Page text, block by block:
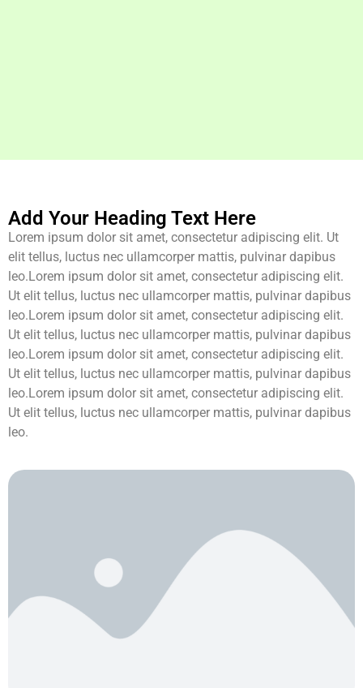
Add Your Heading Text Here
Lorem ipsum dolor sit amet, consectetur adipiscing elit. Ut
elit tellus, luctus nec ullamcorper mattis, pulvinar dapibus
leo.Lorem ipsum dolor sit amet, consectetur adipiscing elit.
Ut elit tellus, luctus nec ullamcorper mattis, pulvinar dapibus
leo.Lorem ipsum dolor sit amet, consectetur adipiscing elit.
Ut elit tellus, luctus nec ullamcorper mattis, pulvinar dapibus
leo.Lorem ipsum dolor sit amet, consectetur adipiscing elit.
Ut elit tellus, luctus nec ullamcorper mattis, pulvinar dapibus
leo.Lorem ipsum dolor sit amet, consectetur adipiscing elit.
Ut elit tellus, luctus nec ullamcorper mattis, pulvinar dapibus
leo.